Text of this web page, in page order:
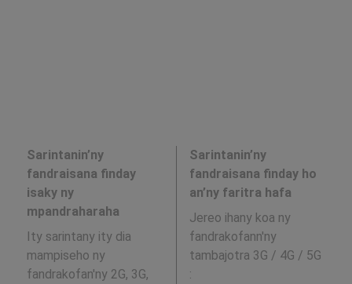
Sarintanin’ny
fandraisana finday
isaky ny
mpandraharaha
Ity sarintany ity dia
mampiseho ny
fandrakofan'ny 2G, 3G,
Sarintanin’ny
fandraisana finday ho
an’ny faritra hafa
Jereo ihany koa ny
fandrakofann'ny
tambajotra 3G / 4G / 5G
: